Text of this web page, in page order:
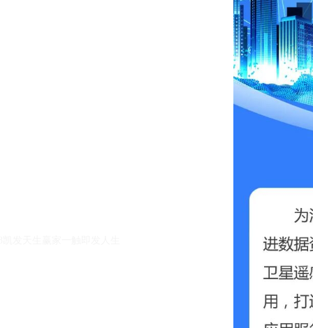
k8凯发天生赢家一触即发人生的友情链接：||